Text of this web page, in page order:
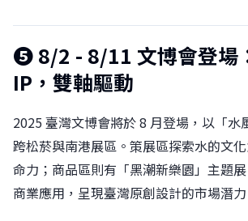
❺8/2 - 8/11 文博會登場
IP，雙軸驅動
2025 臺灣文博會將於 8 月登場，以「水
跨松菸與南港展區。策展區探索水的文
命力；商品區則有「黑潮新樂園」主題
商業應用，呈現臺灣原創設計的市場潛力